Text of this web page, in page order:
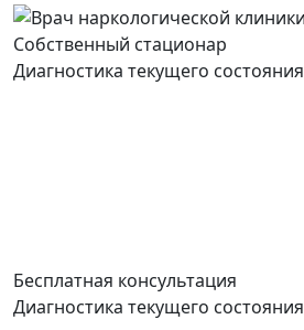
Собственный стационар
Диагностика текущего состояния
Бесплатная консультация
Диагностика текущего состояния